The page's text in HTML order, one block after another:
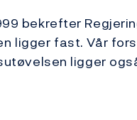
bekrefter
ligger fast. Vår
ligger